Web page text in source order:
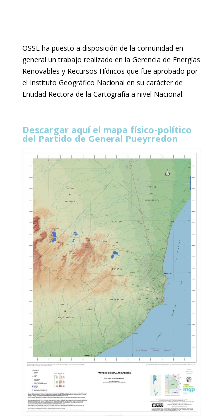
OSSE ha puesto a disposición de la comunidad en
general un trabajo realizado en la Gerencia de Energías
Renovables y Recursos Hídricos que fue aprobado por
el Instituto Geográfico Nacional en su carácter de
Entidad Rectora de la Cartografía a nivel Nacional.
Descargar aquí el mapa físico-político
del Partido de General Pueyrredon